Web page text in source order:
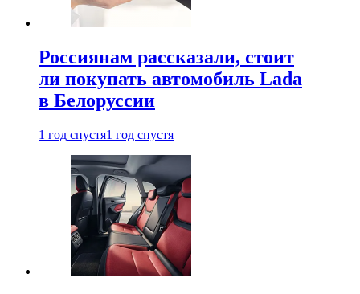
Россиянам рассказали, стоит
ли покупать автомобиль Lada
в Белоруссии
1 год спустя1 год спустя